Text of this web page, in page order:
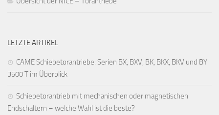
LETZTE ARTIKEL
CAME Schiebetorantriebe: Serien BX, BXV, BK, BKX, BKV und BY
3500 T im Überblick
Schiebetorantrieb mit mechanischen oder magnetischen
Endschaltern – welche Wahl ist die beste?